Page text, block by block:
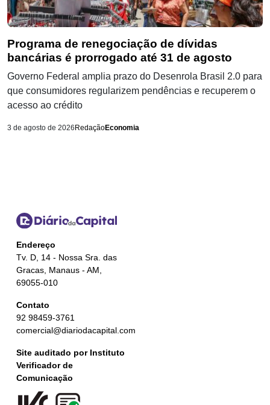
Programa de renegociação de dívidas
bancárias é prorrogado até 31 de agosto
Governo Federal amplia prazo do Desenrola Brasil 2.0 para
que consumidores regularizem pendências e recuperem o
acesso ao crédito
3 de agosto de 2026 RedaçãoEconomia
Endereço
Tv. D, 14 - Nossa Sra. das
Gracas, Manaus - AM,
69055-010
Contato
92 98459-3761
comercial@diariodacapital.com
Site auditado por Instituto
Verificador de
Comunicação